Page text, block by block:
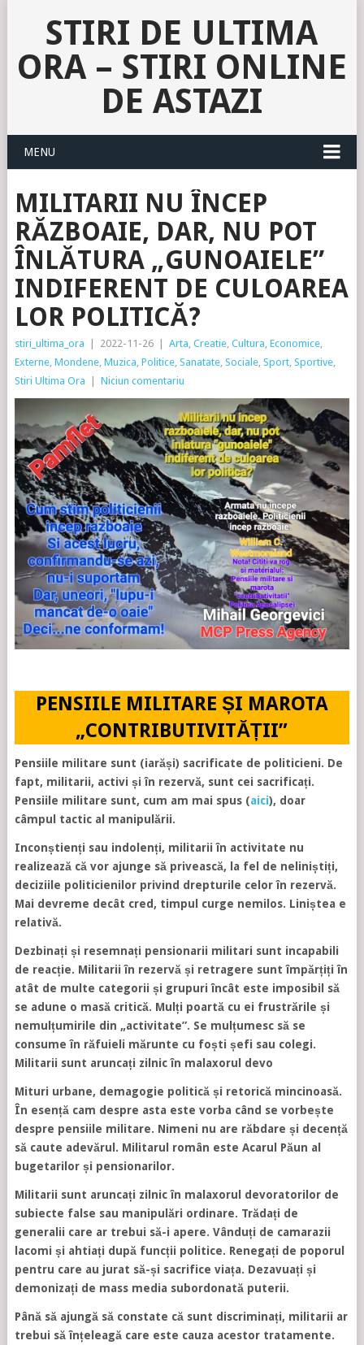
STIRI DE ULTIMA
ORA – STIRI ONLINE
DE ASTAZI
MENU
MILITARII NU ÎNCEP
RĂZBOAIE, DAR, NU POT
ÎNLĂTURA „GUNOAIELE”
INDIFERENT DE CULOAREA
LOR POLITICĂ?
stiri_ultima_ora 2022-11-26 Arta, Creatie, Cultura, Economice,
Externe, Mondene, Muzica, Politice, Sanatate, Sociale, Sport, Sportive,
Stiri Ultima Ora
Niciun comentariu
PENSIILE MILITARE ȘI MAROTA
„CONTRIBUTIVITĂȚII”
Pensiile militare sunt (iarăși) sacrificate de politicieni. De
fapt, militarii, activi și în rezervă, sunt cei sacrificați.
Pensiile militare sunt, cum am mai spus (aici), doar
câmpul tactic al manipulării.
Inconștienți sau indolenți, militarii în activitate nu
realizează că vor ajunge să privească, la fel de neliniștiți,
deciziile politicienilor privind drepturile celor în rezervă.
Mai devreme decât cred, timpul curge nemilos. Liniștea e
relativă.
Dezbinați și resemnați pensionarii militari sunt incapabili
de reacție. Militarii în rezervă și retragere sunt împărțiți în
atât de multe categorii și grupuri încât este imposibil să
se adune o masă critică. Mulți poartă cu ei frustrările și
nemulțumirile din „activitate”. Se mulțumesc să se
consume în răfuieli mărunte cu foști șefi sau colegi.
Militarii sunt aruncați zilnic în malaxorul devo
Mituri urbane, demagogie politică și retorică mincinoasă.
În esență cam despre asta este vorba când se vorbește
despre pensiile militare. Nimeni nu are răbdare și decență
să caute adevărul. Militarul român este Acarul Păun al
bugetarilor și pensionarilor.
Militarii sunt aruncați zilnic în malaxorul devoratorilor de
subiecte false sau manipulări ordinare. Trădați de
generalii care ar trebui să-i apere. Vânduți de camarazii
lacomi și ahtiați după funcții politice. Renegați de poporul
pentru care au jurat să-și sacrifice viața. Dezavuați și
demonizați de mass media subordonată puterii.
Până să ajungă să constate că sunt discriminați, militarii ar
trebui să înțeleagă care este cauza acestor tratamente.